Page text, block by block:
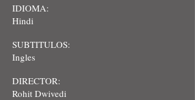
IDIOMA:
Hindi
SUBTITULOS:
Ingles
DIRECTOR:
Rohit Dwivedi